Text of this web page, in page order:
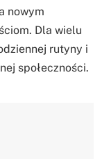
nowym
Dla wielu
rutyny i
społeczności.